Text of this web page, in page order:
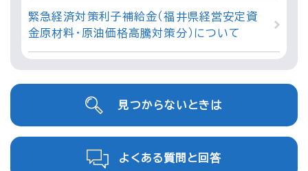
緊急経済対策利子補給金（福井県経営安定資
金原材料・原油価格高騰対策分）について
見つからないときは
よくある質問と回答